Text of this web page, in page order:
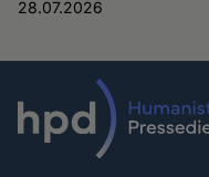
28.07.2026